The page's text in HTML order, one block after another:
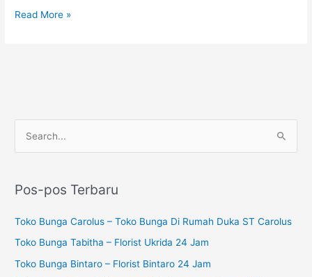
Read More »
i
u
Pos-pos Terbaru
Toko Bunga Carolus – Toko Bunga Di Rumah Duka ST Carolus
Toko Bunga Tabitha – Florist Ukrida 24 Jam
Toko Bunga Bintaro – Florist Bintaro 24 Jam
c
r
i
a